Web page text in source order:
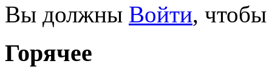
Вы должны Войти, чтобы
Горячее